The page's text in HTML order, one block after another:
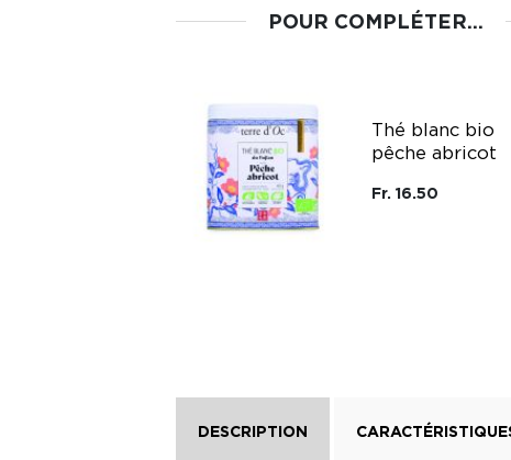
POUR COMPLÉTER...
Thé blanc bio
pêche abricot
Fr. 16.50
DESCRIPTION